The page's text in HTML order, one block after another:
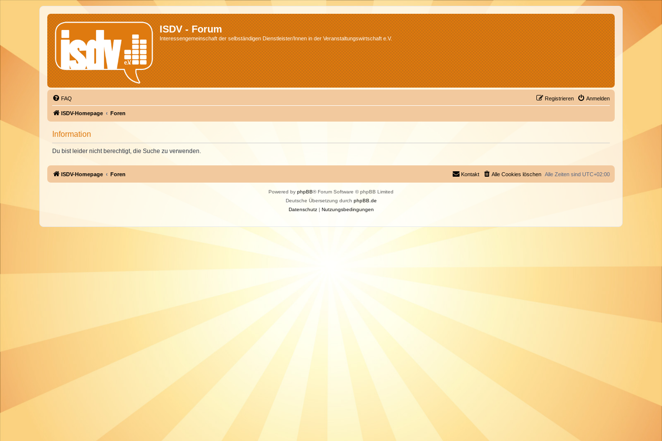
ISDV - Forum
Interessengemeinschaft der selbständigen Dienstleister/Innen in der Veranstaltungswirtschaft e.V.
FAQ Anmelden
Registrieren
ISDV-Homepage Foren
Information
Du bist leider nicht berechtigt, die Suche zu verwenden.
ISDV-Homepage Foren Alle Zeiten sind UTC+02:00
Alle Cookies löschen
Kontakt
Powered by phpBB® Forum Software © phpBB Limited
Deutsche Übersetzung durch phpBB.de
Datenschutz| Nutzungsbedingungen